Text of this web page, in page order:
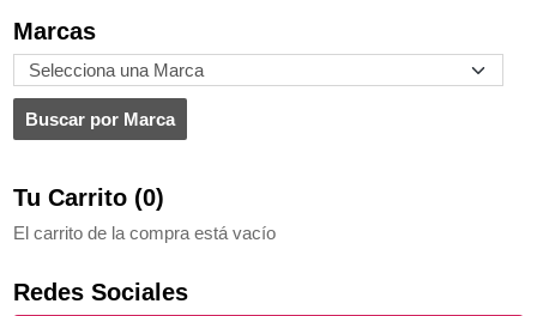
Marcas
Tu Carrito (0)
El carrito de la compra está vacío
Redes Sociales